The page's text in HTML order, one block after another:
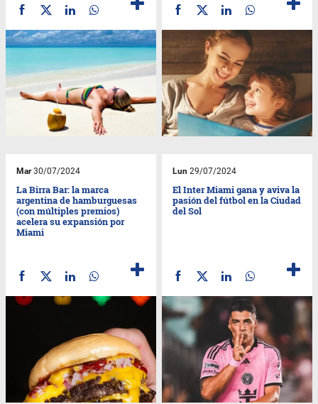
Mar30/07/2024
La Birra Bar: la marca
argentina de hamburguesas
(con múltiples premios)
acelera su expansión por
Miami
Lun 29/07/2024
El Inter Miami gana y aviva la
pasión del fútbol en la Ciudad
del Sol